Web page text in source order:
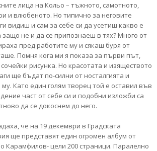
лица на Кольо – тъжното, самотното,
и влюбеното. Но типично за неговите
видиш и сам за себе си да усетиш какво е
защо не и да се припознаеш в тях? Много от
пред работите му и сякаш буря от
Помня кога ми я показа за първи път,
рисунка. Но красотата и изяществото
ще бъдат по-силни от носталгията и
Като един голям творец той е оставил във
част от себе си и подобни изложби са
да се докоснем до него.
че на 19 декември в Градската
ще представят един огромен албум от
Карамфилов- цели 200 страници. Паралелно